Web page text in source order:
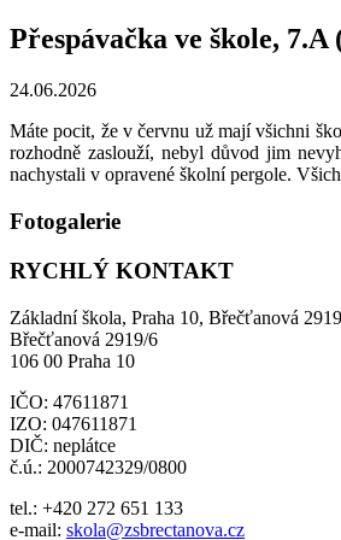
Přespávačka ve škole, 7.A
24.06.2026
Máte pocit, že v červnu už mají všichni
rozhodně zaslouží, nebyl důvod jim
nachystali v opravené školní pergole.
Fotogalerie
RYCHLÝ KONTAKT
Základní škola, Praha 10, Břečťanová
Břečťanová 2919/6
106 00 Praha 10
IČO: 47611871
IZO: 047611871
DIČ: neplátce
č.ú.: 2000742329/0800
tel.: +420 272 651 133
e-mail: skola@zsbrectanova.cz